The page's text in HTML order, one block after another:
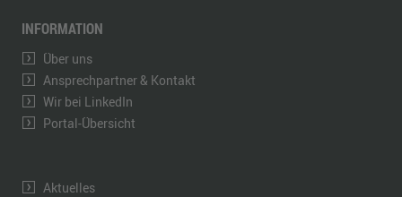
INFORMATION
Über uns
Ansprechpartner & Kontakt
Wir bei LinkedIn
Portal-Übersicht
Aktuelles